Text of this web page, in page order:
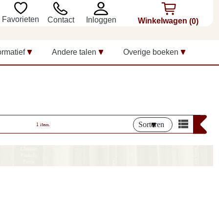
Favorieten Contact Inloggen Winkelwagen (0)
Andere talen Overige boeken
1 item. Sorteren